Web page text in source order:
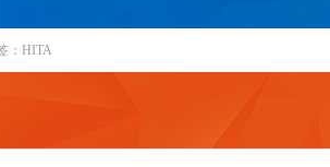
：HITA